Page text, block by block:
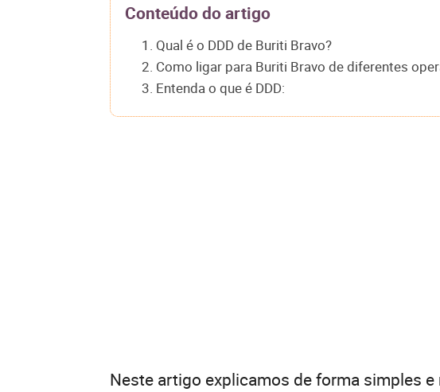
Conteúdo do artigo
1. Qual é o DDD de Buriti Bravo?
2. Como ligar para Buriti Bravo de diferentes
3. Entenda o que é DDD:
Neste artigo explicamos de forma simples